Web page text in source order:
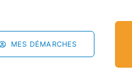
MES DÉMARCHES